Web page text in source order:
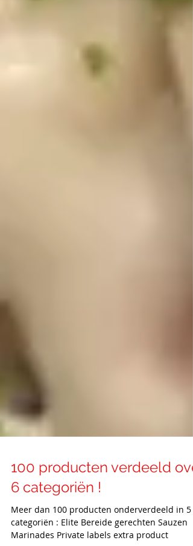
100 producten verdeeld
6 categoriën !
Meer dan 100 producten onderverdeeld in 5